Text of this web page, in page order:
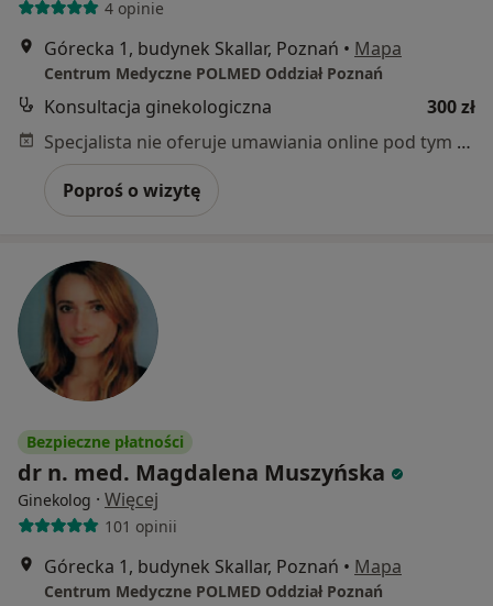
4 opinie
Górecka 1, budynek Skallar, Poznań • Mapa
Centrum Medyczne POLMED Oddział Poznań
Konsultacja ginekologiczna
300 zł
Specjalista nie oferuje umawiania online pod tym adresem.
Poproś o wizytę
Bezpieczne płatności
dr n. med. Magdalena Muszyńska
Ginekolog · Więcej
101 opinii
Górecka 1, budynek Skallar, Poznań • Mapa
Centrum Medyczne POLMED Oddział Poznań